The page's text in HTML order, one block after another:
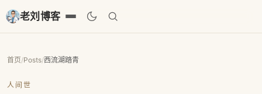
老刘博客
首页/Posts/西流湖踏青
人间世